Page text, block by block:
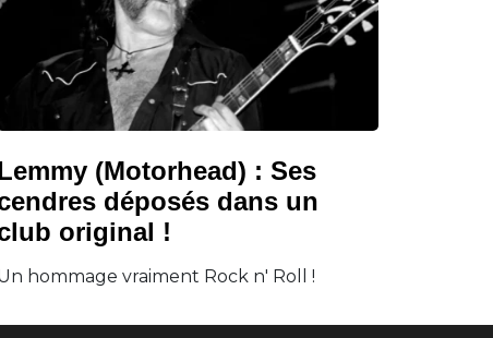
(Motorhead) : Ses
déposés dans un
original !
hommage vraiment Rock n' Roll !